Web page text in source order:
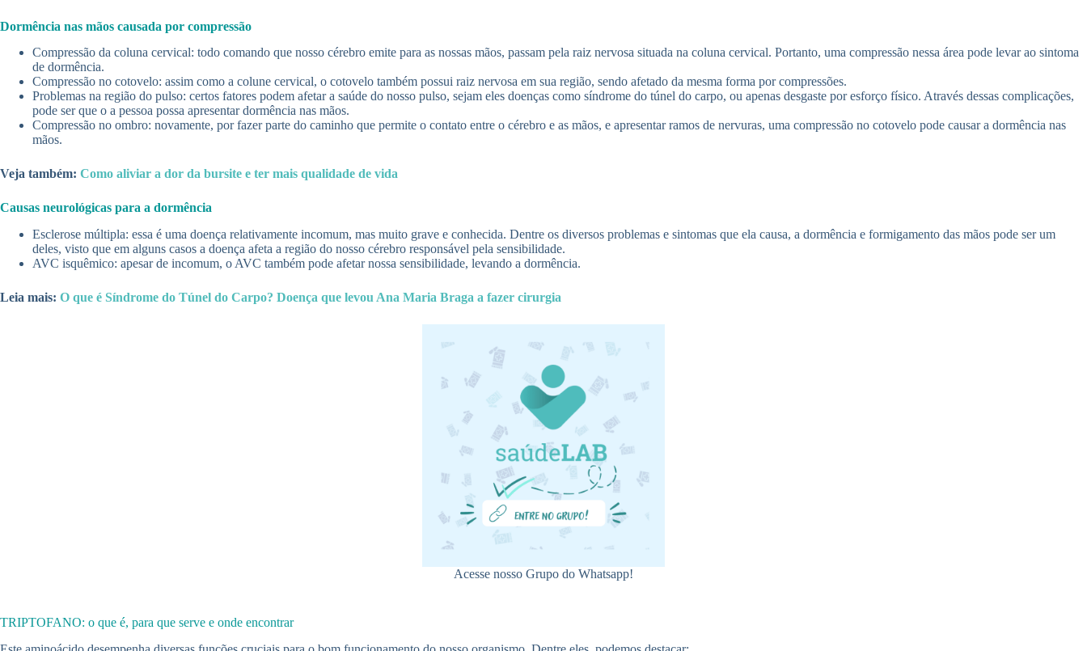
Dormência nas mãos causada por compressão
Compressão da coluna cervical: todo comando que nosso cérebro emite para as nossas mãos, passam pela raiz nervosa situada na coluna cervical. Portanto, uma compressão nessa área pode levar ao sintoma
de dormência.
Compressão no cotovelo: assim como a colune cervical, o cotovelo também possui raiz nervosa em sua região, sendo afetado da mesma forma por compressões.
Problemas na região do pulso: certos fatores podem afetar a saúde do nosso pulso, sejam eles doenças como síndrome do túnel do carpo, ou apenas desgaste por esforço físico. Através dessas complicações,
pode ser que o a pessoa possa apresentar dormência nas mãos.
Compressão no ombro: novamente, por fazer parte do caminho que permite o contato entre o cérebro e as mãos, e apresentar ramos de nervuras, uma compressão no cotovelo pode causar a dormência nas
mãos.
Veja também: Como aliviar a dor da bursite e ter mais qualidade de vida
Causas neurológicas para a dormência
Esclerose múltipla: essa é uma doença relativamente incomum, mas muito grave e conhecida. Dentre os diversos problemas e sintomas que ela causa, a dormência e formigamento das mãos pode ser um
deles, visto que em alguns casos a doença afeta a região do nosso cérebro responsável pela sensibilidade.
AVC isquêmico: apesar de incomum, o AVC também pode afetar nossa sensibilidade, levando a dormência.
Leia mais: O que é Síndrome do Túnel do Carpo? Doença que levou Ana Maria Braga a fazer cirurgia
Acesse nosso Grupo do Whatsapp!
TRIPTOFANO: o que é, para que serve e onde encontrar